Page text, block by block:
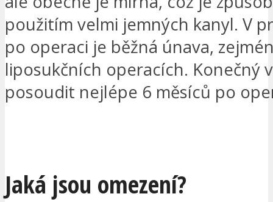
použitím velmi jemných kanyl. V
po operaci je běžná únava,
liposukčních operacích. Konečný
posoudit nejlépe 6 měsíců po
Jaká jsou omezení?